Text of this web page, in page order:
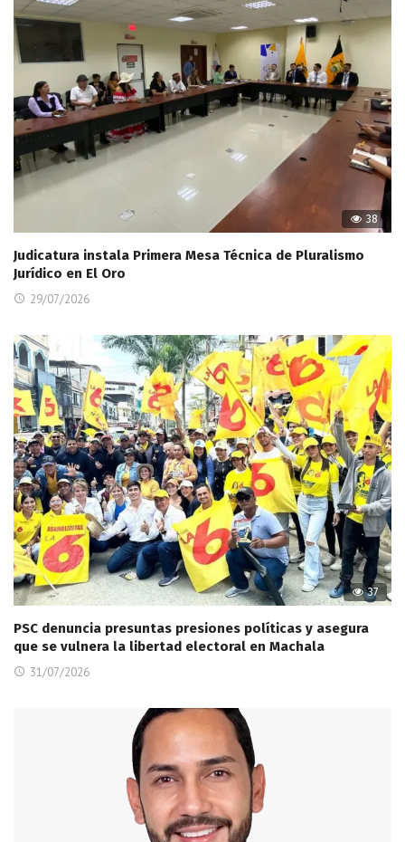
38
Judicatura instala Primera Mesa Técnica de Pluralismo
Jurídico en El Oro
29/07/2026
37
PSC denuncia presuntas presiones políticas y asegura
que se vulnera la libertad electoral en Machala
31/07/2026